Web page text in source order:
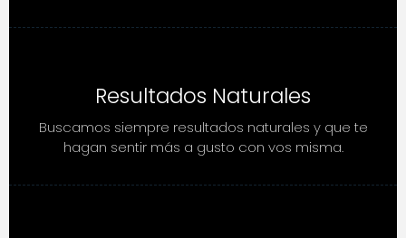
Resultados Naturales
Buscamos siempre resultados naturales y que te
hagan sentir más a gusto con vos misma.